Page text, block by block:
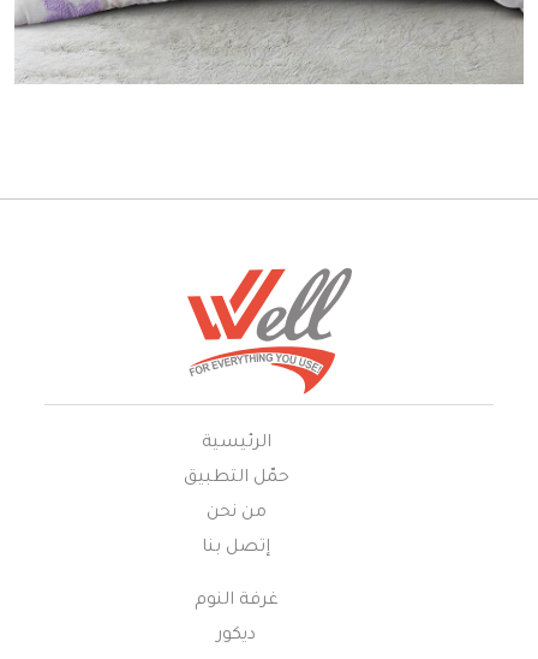
الرئيسية
حمّل التطبيق
من نحن
إتصل بنا
غرفة النوم
ديكور